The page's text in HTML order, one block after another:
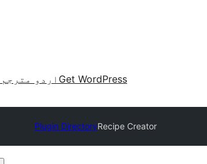
اردو Get WordPress
Plugin DirectoryRecipe Creator